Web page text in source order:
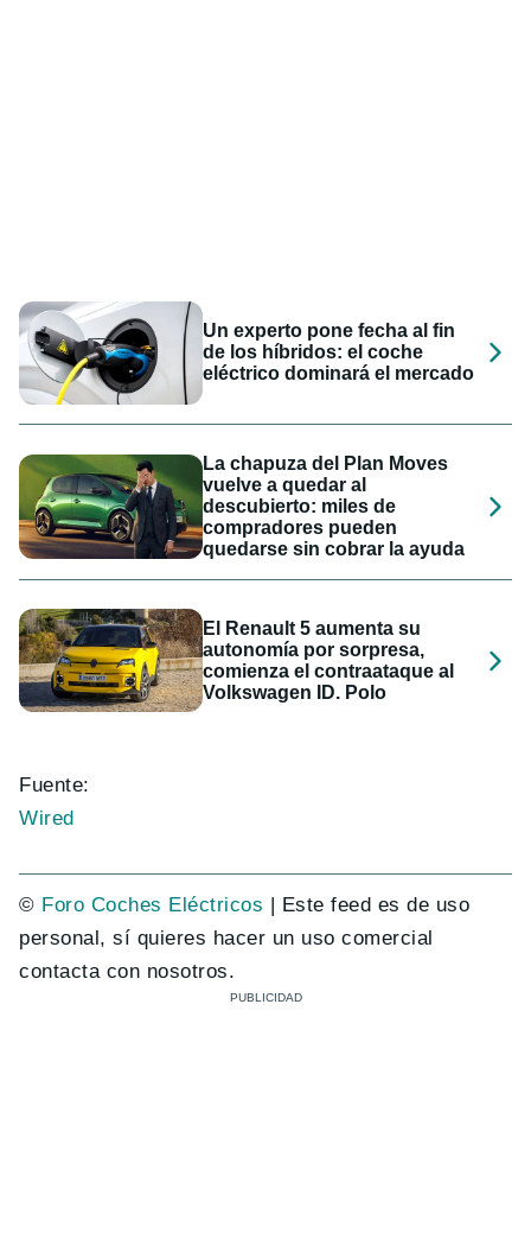
Un experto pone fecha al fin
de los híbridos: el coche
eléctrico dominará el mercado
La chapuza del Plan Moves
vuelve a quedar al
descubierto: miles de
compradores pueden
quedarse sin cobrar la ayuda
El Renault 5 aumenta su
autonomía por sorpresa,
comienza el contraataque al
Volkswagen ID. Polo
Fuente:
Wired
© Foro Coches Eléctricos | Este feed es de uso
personal, sí quieres hacer un uso comercial
contacta con nosotros.